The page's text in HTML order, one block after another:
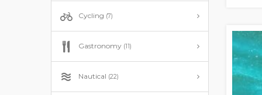
Cycling (7)
Gastronomy (11)
Nautical (22)